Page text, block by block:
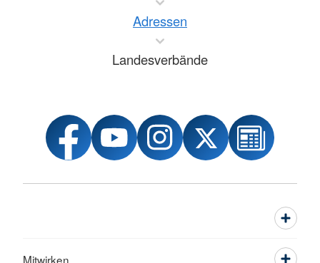
Adressen
Landesverbände
Mitwirken